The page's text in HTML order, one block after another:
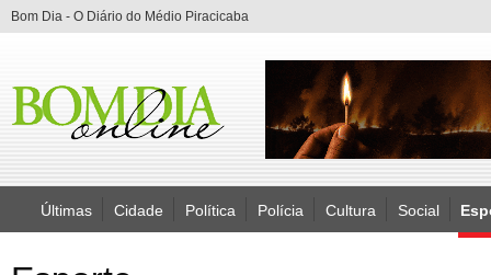
Bom Dia - O Diário do Médio Piracicaba
Últimas Cidade Política Polícia Cultura Social